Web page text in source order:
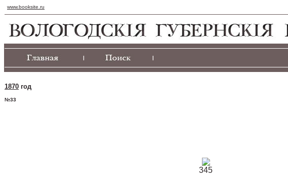
www.booksite.ru
| |
1870 год
№33
345